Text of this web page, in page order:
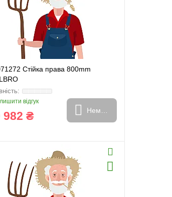
Стійка права 800mm
відгук
982 ₴ Немає в наявності